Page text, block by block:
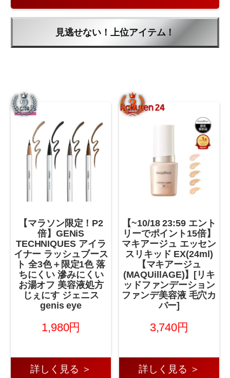
見逃せない！上位アイテム！
【マラソン限定！P2
倍】GENiS
TECHNIQUES アイラ
イナー ラッシュブース
ト 全3色＋限定1色 落
ちにくい 滲みにくい
お湯オフ 美容液処方
じぇにす ジェニス
genis eye
1,980円
詳しく見る ＞
【~10/18 23:59 エント
リーでポイント15倍】
マキアージュ エッセン
スリキッド EX(24ml)
【マキアージュ
(MAQUillAGE)】[リキ
ッドファンデーション
ファンデ美容液 毛穴カ
バー]
3,740円
詳しく見る ＞